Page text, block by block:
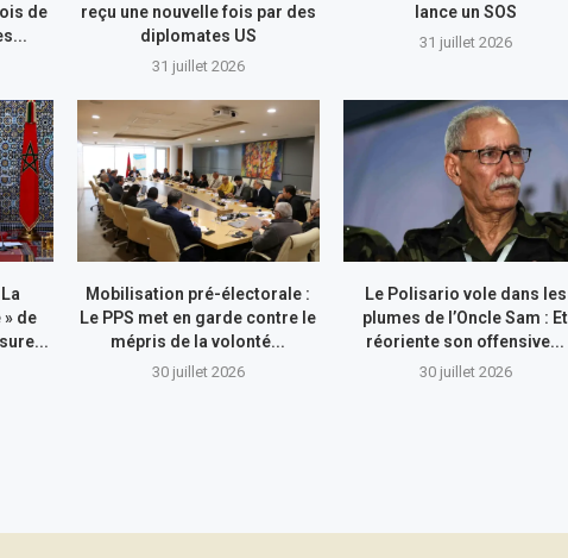
de
reçu une nouvelle fois par des
diplomates US
31 juillet 2026
lance un SOS
31 juillet 2026
de
Mobilisation pré-électorale :
Le PPS met en garde contre le
mépris de la volonté...
30 juillet 2026
Le Polisario vole dans les
plumes de l’Oncle Sam : Et
réoriente son offensive...
30 juillet 2026